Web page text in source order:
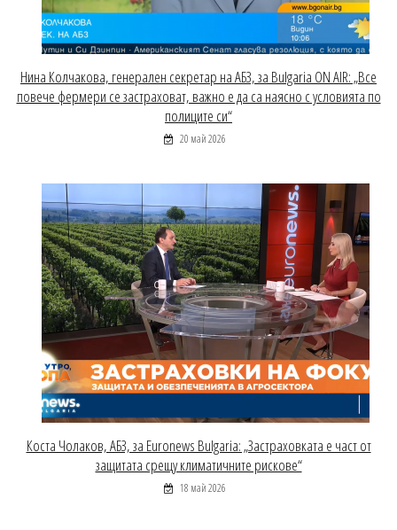
Нина Колчакова, генерален секретар на АБЗ, за Bulgaria ON AIR: „Все
повече фермери се застраховат, важно е да са наясно с условията по
полиците си“
20 май 2026
Коста Чолаков, АБЗ, за Euronews Bulgaria: „Застраховката е част от
защитата срещу климатичните рискове“
18 май 2026